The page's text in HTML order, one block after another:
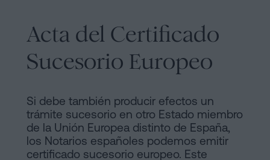
Acta del Certificado
Sucesorio Europeo
Si debe también producir efectos un
trámite sucesorio en otro Estado miembro
de la Unión Europea distinto de España,
los Notarios españoles podemos emitir
certificado sucesorio europeo. Este